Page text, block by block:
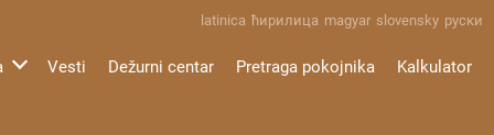
latinica ћирилица magyar slovensky руски
Vesti Dežurni centar Pretraga pokojnika Kalkulator